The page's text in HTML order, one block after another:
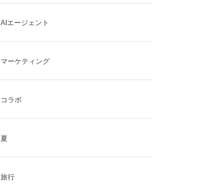
AIエージェント
マーケティング
コラボ
夏
旅行